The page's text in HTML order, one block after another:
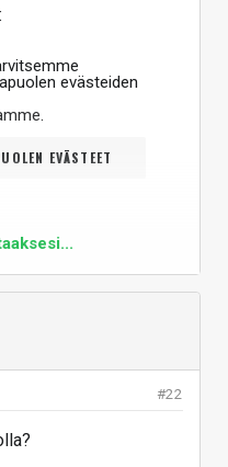
evästeiden
EVÄSTEET
#22